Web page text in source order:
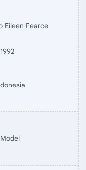
Eileen Pearce